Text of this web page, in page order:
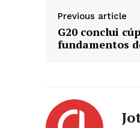
Previous article
G20 conclui
fundamentos